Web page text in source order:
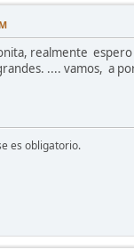
realmente
.... vamos, a
es obligatorio.